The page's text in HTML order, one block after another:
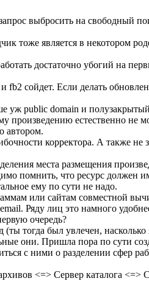
выбросить на свободный
тоже является в некотором
достаточно убогий на
сойдет. Если делать
уж public domain и
произведению естественно
автором.
корректора. А также не
места размещения
помнить, что ресурс должен
ему по сути не надо.
или сайтам совместной
Ряду лиц это намного
очередь?
тогда был увлечен,
они. Пришла пора по сути
с ними о разделении сфер
<=> Сервер каталога